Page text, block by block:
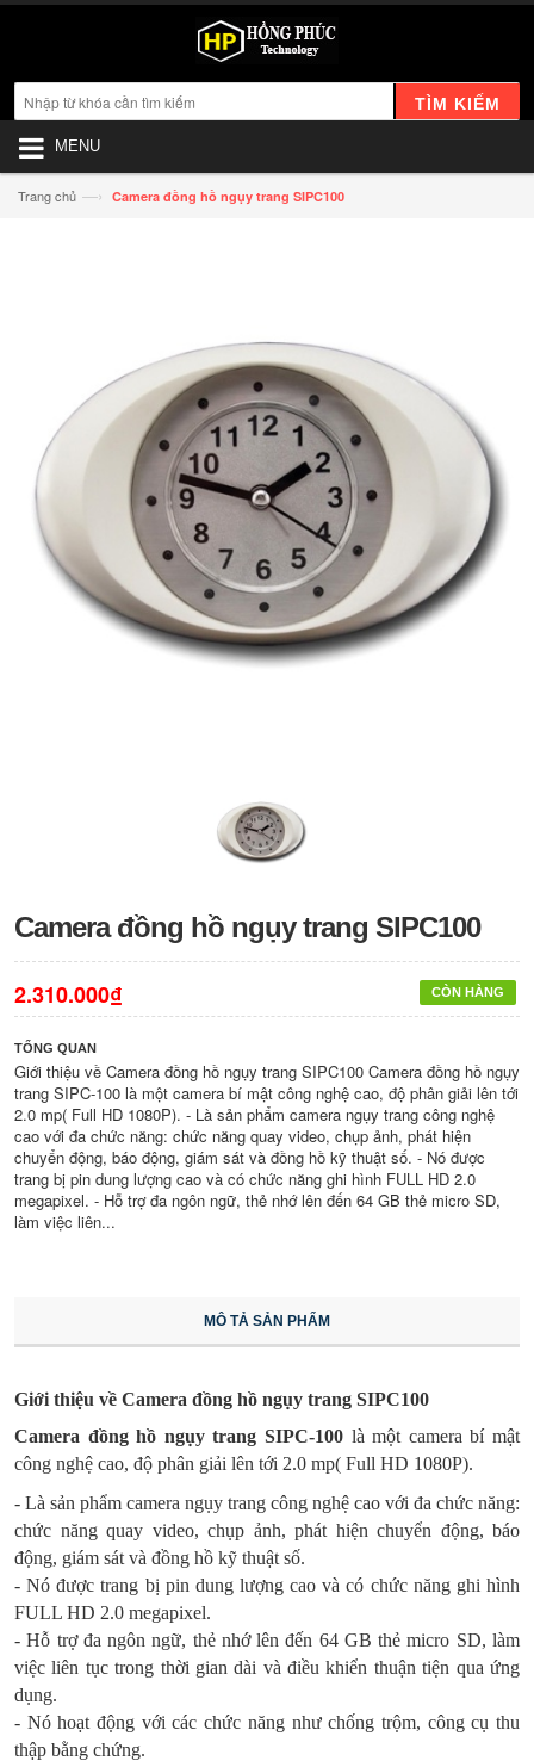
TÌM KIẾM
MENU
Trang chủ —› Camera đồng hồ ngụy trang SIPC100
Camera đồng hồ ngụy trang SIPC100
CÒN HÀNG
2.310.000₫
TỔNG QUAN
Giới thiệu về Camera đồng hồ ngụy trang SIPC100 Camera đồng hồ ngụy
trang SIPC-100 là một camera bí mật công nghệ cao, độ phân giải lên tới
2.0 mp( Full HD 1080P). - Là sản phẩm camera ngụy trang công nghệ
cao với đa chức năng: chức năng quay video, chụp ảnh, phát hiện
chuyển động, báo động, giám sát và đồng hồ kỹ thuật số. - Nó được
trang bị pin dung lượng cao và có chức năng ghi hình FULL HD 2.0
megapixel. - Hỗ trợ đa ngôn ngữ, thẻ nhớ lên đến 64 GB thẻ micro SD,
làm việc liên...
MÔ TẢ SẢN PHẨM
Giới thiệu về Camera đồng hồ ngụy trang SIPC100
Camera đồng hồ ngụy trang SIPC-100 là một camera bí mật
công nghệ cao, độ phân giải lên tới 2.0 mp( Full HD 1080P).
- Là sản phẩm camera ngụy trang công nghệ cao với đa chức năng:
chức năng quay video, chụp ảnh, phát hiện chuyển động, báo
động, giám sát và đồng hồ kỹ thuật số.
- Nó được trang bị pin dung lượng cao và có chức năng ghi hình
FULL HD 2.0 megapixel.
- Hỗ trợ đa ngôn ngữ, thẻ nhớ lên đến 64 GB thẻ micro SD, làm
việc liên tục trong thời gian dài và điều khiển thuận tiện qua ứng
dụng.
- Nó hoạt động với các chức năng như chống trộm, công cụ thu
thập bằng chứng.